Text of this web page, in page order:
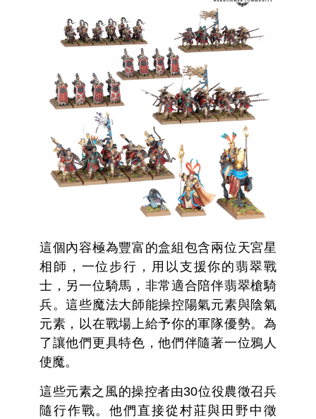
這個內容極為豐富的盒組包含兩位天宮星
相師，一位步行，用以支援你的翡翠戰
士，另一位騎馬，非常適合陪伴翡翠槍騎
兵。這些魔法大師能操控陽氣元素與陰氣
元素，以在戰場上給予你的軍隊優勢。為
了讓他們更具特色，他們伴隨著一位鴉人
使魔。
這些元素之風的操控者由30位役農徵召兵
隨行作戰。他們直接從村莊與田野中徵